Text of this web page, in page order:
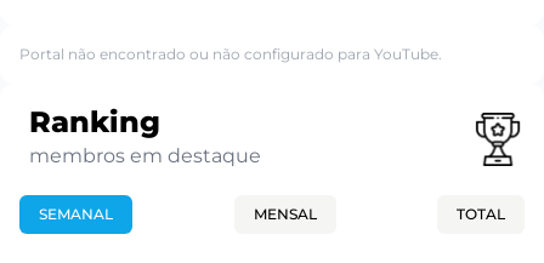
Portal não encontrado ou não configurado para YouTube.
Ranking
membros em destaque
SEMANAL MENSAL TOTAL